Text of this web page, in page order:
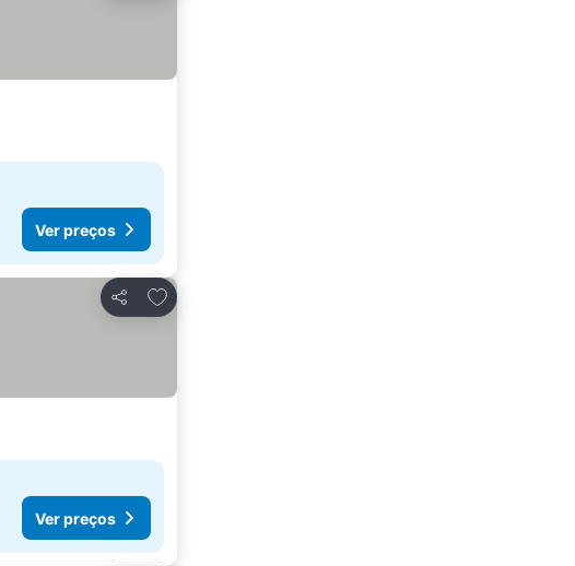
Ver preços
Partilhar
Adicionar aos favoritos
Ver preços